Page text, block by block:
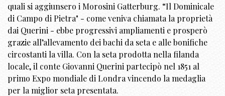
quali si aggiunsero i Morosini Gatterburg. “Il Dominicale
di Campo di Pietra" - come veniva chiamata la proprietà
dai Querini - ebbe progressivi ampliamenti e prosperò
grazie all’allevamento dei bachi da seta e alle bonifiche
circostanti la villa. Con la seta prodotta nella filanda
locale, il conte Giovanni Querini partecipò nel 1851 al
primo Expo mondiale di Londra vincendo la medaglia
per la miglior seta presentata.